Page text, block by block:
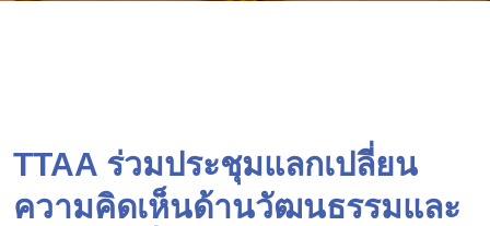
TTAA ร่วมประชุมแลกเปลี่ยน
ความคิดเห็นด้านวัฒนธรรมและ